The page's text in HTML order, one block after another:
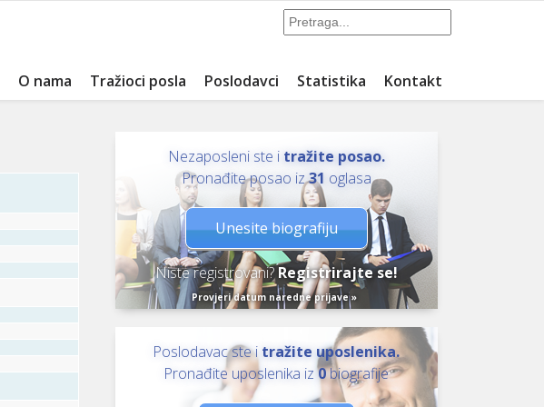
O nama Tražioci posla Poslodavci Statistika Kontakt
Nezaposleni ste i tražite posao.
Pronađite posao iz31 oglasa
Unesite biografiju
Niste registrovani? Registrirajte se!
Provjeri datum naredne prijave »
Poslodavac ste i tražite uposlenika.
Pronađite uposlenika iz0biografije